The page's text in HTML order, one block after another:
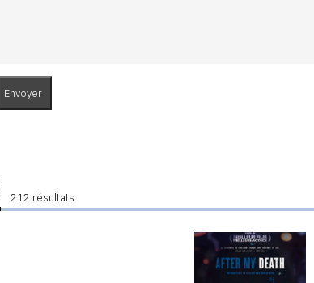
212 résultats